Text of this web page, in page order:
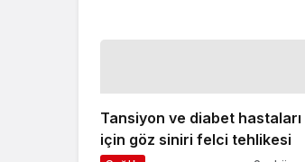
Tansiyon ve diabet hastaları
için göz siniri felci tehlikesi